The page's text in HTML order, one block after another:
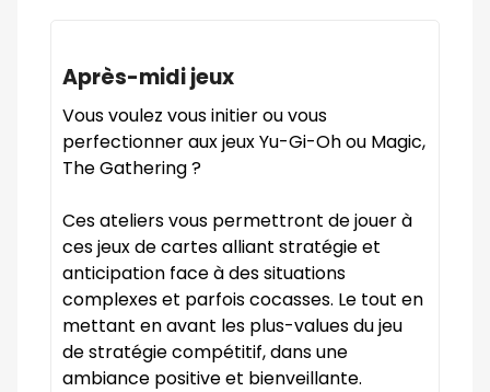
Après-midi jeux
Vous voulez vous initier ou vous
perfectionner aux jeux Yu-Gi-Oh ou Magic,
The Gathering ?
Ces ateliers vous permettront de jouer à
ces jeux de cartes alliant stratégie et
anticipation face à des situations
complexes et parfois cocasses. Le tout en
mettant en avant les plus-values du jeu
de stratégie compétitif, dans une
ambiance positive et bienveillante.